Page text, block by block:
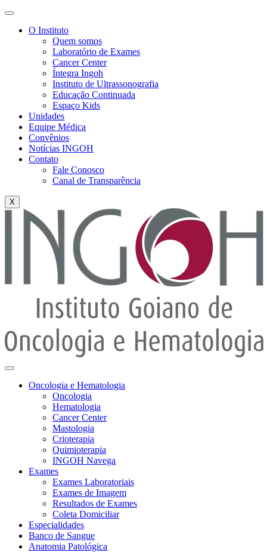
O Instituto
Quem somos
Laboratório de Exames
Cancer Center
Íntegra Ingoh
Instituto de Ultrassonografia
Educação Continuada
Espaço Kids
Unidades
Equipe Médica
Convênios
Notícias INGOH
Contato
Fale Conosco
Canal de Transparência
X
Oncologia e Hematologia
Oncologia
Hematologia
Cancer Center
Mastologia
Crioterapia
Quimioterapia
INGOH Navega
Exames
Exames Laboratoriais
Exames de Imagem
Resultados de Exames
Coleta Domiciliar
Especialidades
Banco de Sangue
Anatomia Patológica